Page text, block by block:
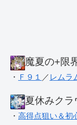
魔夏の+限
・ Ｆ９１ ／ レムラ
夏休みク
・ 高得点狙い＆初